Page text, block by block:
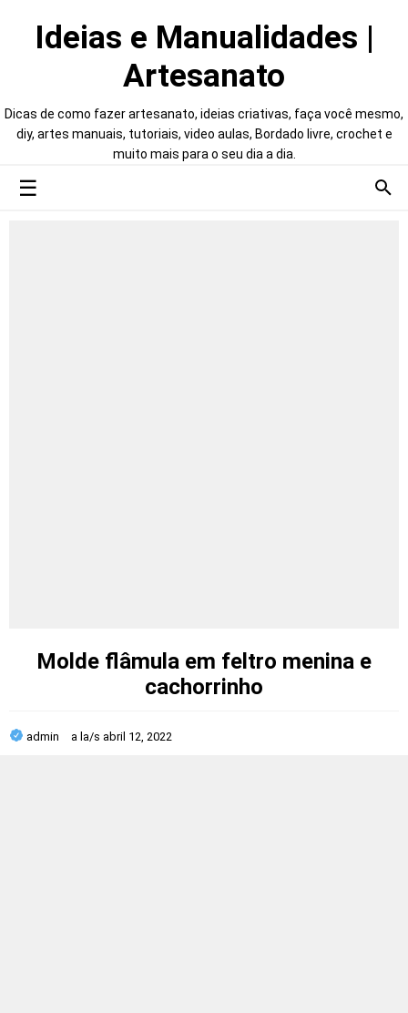
Ideias e Manualidades |
Artesanato
Dicas de como fazer artesanato, ideias criativas, faça você mesmo,
diy, artes manuais, tutoriais, video aulas, Bordado livre, crochet e
muito mais para o seu dia a dia.
Molde flâmula em feltro menina e
cachorrinho
admin a la/s abril 12, 2022